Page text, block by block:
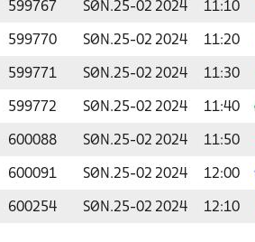
599767 SØN.25-02 2024 11:10
599770 SØN.25-02 2024 11:20
599771 SØN.25-02 2024 11:30
599772 SØN.25-02 2024 11:40
600088 SØN.25-02 2024 11:50
600091 SØN.25-02 2024 12:00
600254 SØN.25-02 2024 12:10